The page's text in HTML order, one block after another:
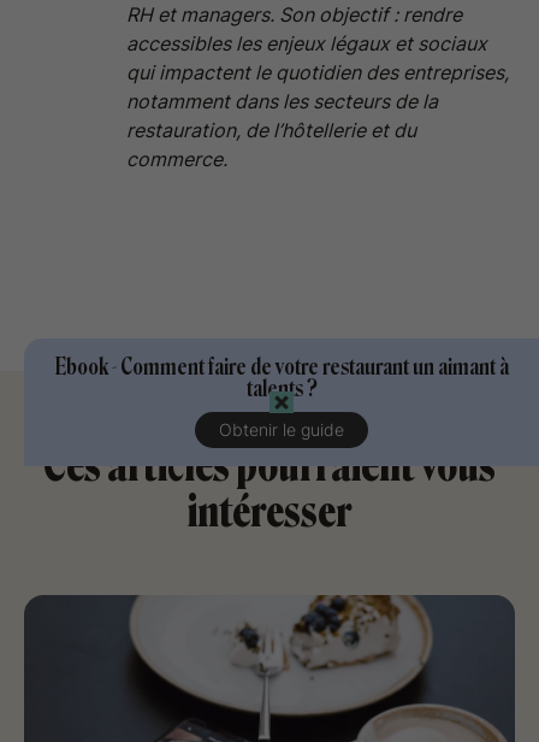
Ebook - Comment faire de votre restaurant un aimant à
talents ?
Obtenir le guide
RH et managers. Son objectif : rendre
accessibles les enjeux légaux et sociaux
qui impactent le quotidien des entreprises,
notamment dans les secteurs de la
restauration, de l’hôtellerie et du
commerce.
Ces articles pourraient vous
intéresser